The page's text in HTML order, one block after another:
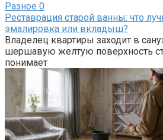
Разное 0
Реставрация старой ванны: что
эмалировка или вкладыш?
Владелец квартиры заходит в
шершавую желтую поверхность
понимает